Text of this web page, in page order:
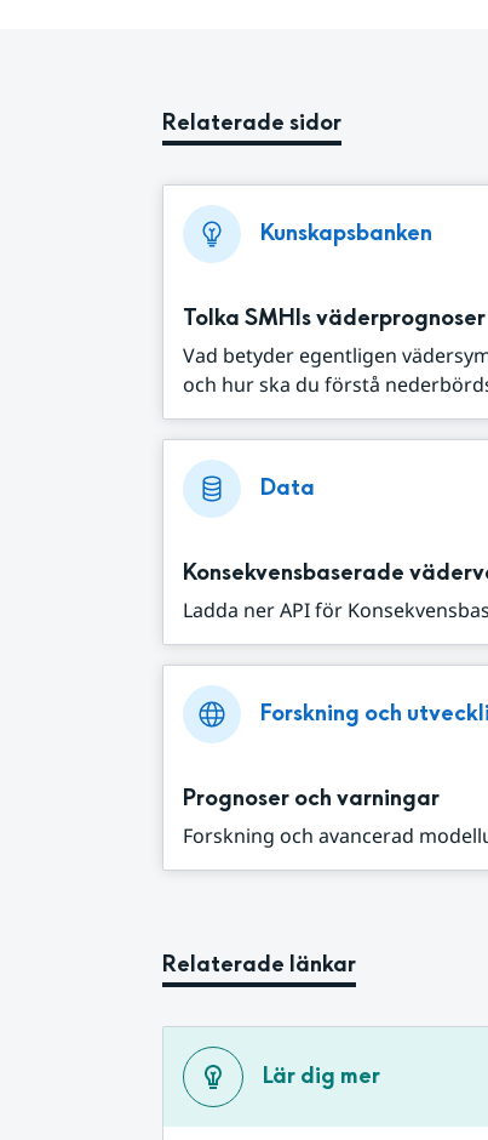
Relaterade sidor
Kunskapsbanken
Tolka SMHIs väderprognoser
Vad betyder egentligen
och hur ska du förstå
Data
Konsekvensbaserade
Ladda ner API för
Forskning och
Prognoser och varningar
Forskning och avancerad
Relaterade länkar
Lär dig mer